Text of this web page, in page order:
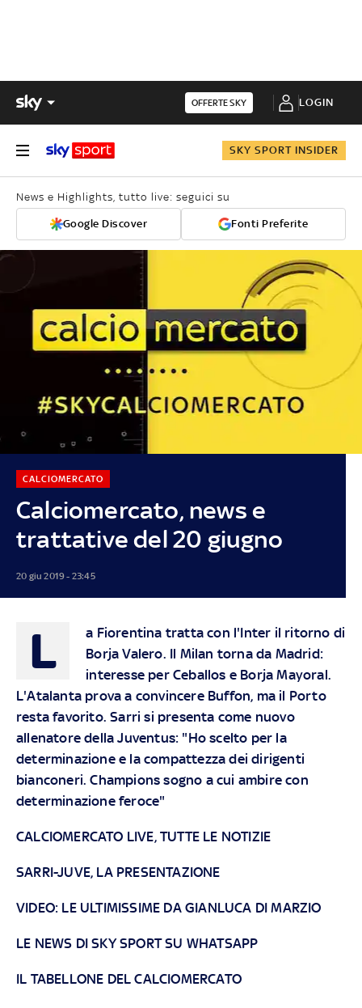
OFFERTE SKY LOGIN
SKY SPORT INSIDER
News e Highlights, tutto live: seguici su
Google Discover Fonti Preferite
Calciomercato, news e
trattative del 20 giugno
CALCIOMERCATO
20 giu 2019 - 23:45
L
a Fiorentina tratta con l'Inter il ritorno di
Borja Valero. Il Milan torna da Madrid:
interesse per Ceballos e Borja Mayoral.
L'Atalanta prova a convincere Buffon, ma il Porto
resta favorito. Sarri si presenta come nuovo
allenatore della Juventus: "Ho scelto per la
determinazione e la compattezza dei dirigenti
bianconeri. Champions sogno a cui ambire con
determinazione feroce"
CALCIOMERCATO LIVE, TUTTE LE NOTIZIE
SARRI-JUVE, LA PRESENTAZIONE
VIDEO: LE ULTIMISSIME DA GIANLUCA DI MARZIO
LE NEWS DI SKY SPORT SU WHATSAPP
IL TABELLONE DEL CALCIOMERCATO